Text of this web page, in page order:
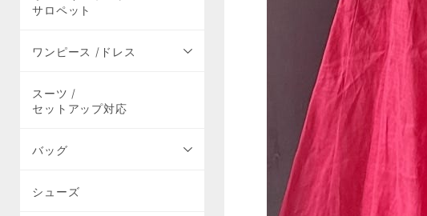
サロペット
ワンピース /ドレス
スーツ /
セットアップ対応
バッグ
シューズ